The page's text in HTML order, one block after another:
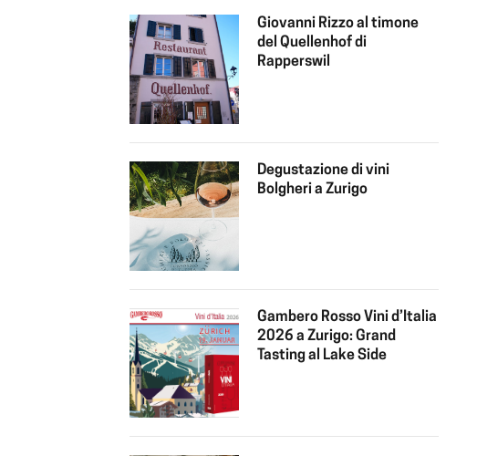
Giovanni Rizzo al timone
del Quellenhof di
Rapperswil
Degustazione di vini
Bolgheri a Zurigo
Gambero Rosso Vini d’Italia
2026 a Zurigo: Grand
Tasting al Lake Side